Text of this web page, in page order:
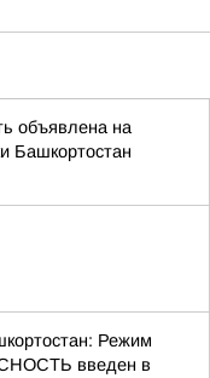
объявлена на
Башкортостан
Режим
введен в